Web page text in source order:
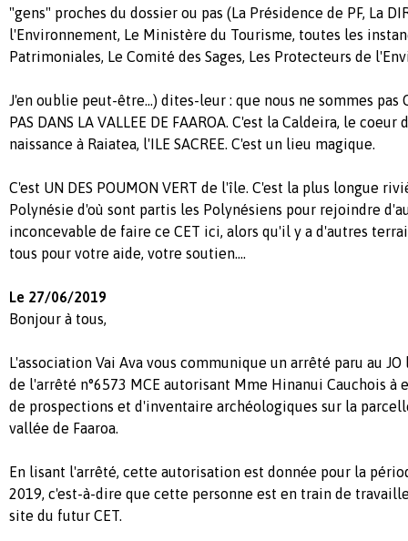
"gens" proches du dossier ou pas (La Présidence de PF, La
l'Environnement, Le Ministère du Tourisme, toutes les
Patrimoniales, Le Comité des Sages, Les Protecteurs de
J'en oublie peut-être...) dites-leur : que nous ne sommes pas
PAS DANS LA VALLEE DE FAAROA. C'est la Caldeira, le
naissance à Raiatea, l'ILE SACREE. C'est un lieu magique.
C'est UN DES POUMON VERT de l'île. C'est la plus longue
Polynésie d'où sont partis les Polynésiens pour rejoindre
inconcevable de faire ce CET ici, alors qu'il y a d'autres
tous pour votre aide, votre soutien....
Le 27/06/2019
Bonjour à tous,
L'association Vai Ava vous communique un arrêté paru au
de l'arrêté n°6573 MCE autorisant Mme Hinanui Cauchois à
de prospections et d'inventaire archéologiques sur la
vallée de Faaroa.
En lisant l'arrêté, cette autorisation est donnée pour la
2019, c'est-à-dire que cette personne est en train de
site du futur CET.